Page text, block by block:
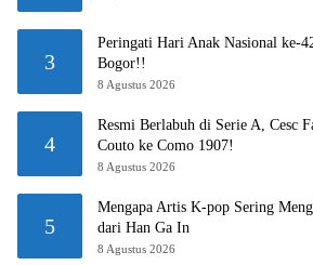
3
Peringati Hari Anak Nasional ke-
Bogor!!
8 Agustus 2026
4
Resmi Berlabuh di Serie A, Cesc
Couto ke Como 1907!
8 Agustus 2026
5
Mengapa Artis K-pop Sering
dari Han Ga In
8 Agustus 2026